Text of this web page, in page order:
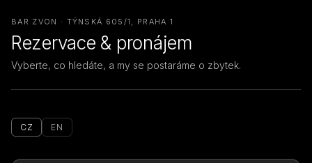
BAR ZVON · TÝNSKÁ 605/1, PRAHA 1
Rezervace & pronájem
Vyberte, co hledáte, a my se postaráme o zbytek.
CZ EN